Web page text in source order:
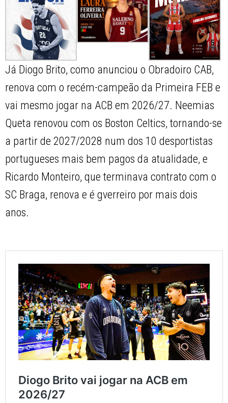
Já Diogo Brito, como anunciou o Obradoiro CAB,
renova com o recém-campeão da Primeira FEB e
vai mesmo jogar na ACB em 2026/27. Neemias
Queta renovou com os Boston Celtics, tornando-se
a partir de 2027/2028 num dos 10 desportistas
portugueses mais bem pagos da atualidade, e
Ricardo Monteiro, que terminava contrato com o
SC Braga, renova e é gverreiro por mais dois
anos.